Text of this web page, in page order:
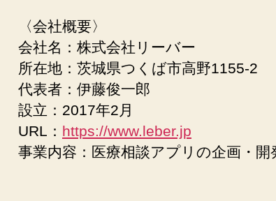
〈会社概要〉
会社名：株式会社リーバー
所在地：茨城県つくば市⾼野1155-2
代表者：伊藤俊⼀郎
設⽴：2017年2⽉
URL： https://www.leber.jp
事業内容：医療相談アプリの企画・開